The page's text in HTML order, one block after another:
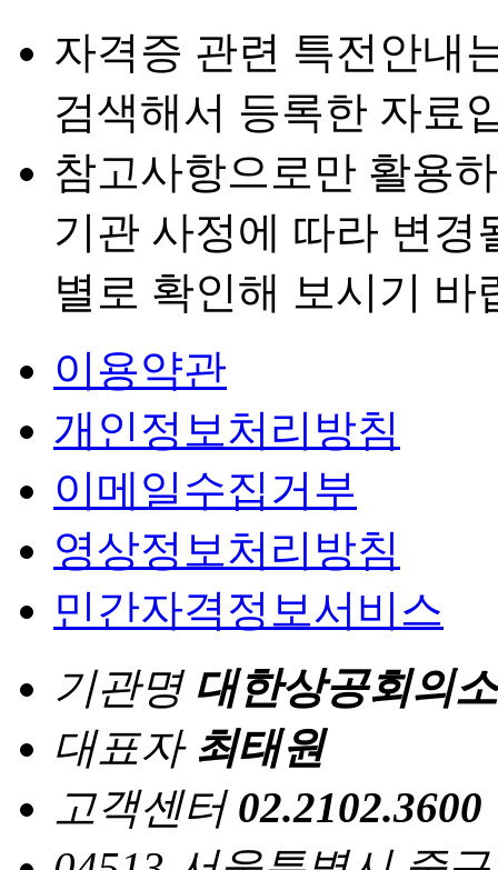
자격증 관련 특전안내
검색해서 등록한 자료
참고사항으로만 활용
기관 사정에 따라 변경
별로 확인해 보시기 바
이용약관
개인정보처리방침
이메일수집거부
영상정보처리방침
민간자격정보서비스
기관명 대한상공회의소
대표자 최태원
고객센터 02.2102.3600